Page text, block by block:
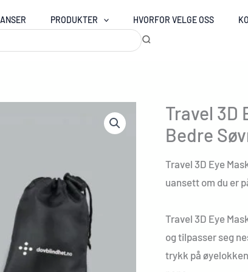
PRODUKTER HVORFOR VELGE OSS
Travel 3D
Bedre
Travel 3D Eye
uansett om du er
Travel 3D Eye
og tilpasser seg
trykk på